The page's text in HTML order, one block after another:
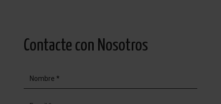
Contacte con Nosotros